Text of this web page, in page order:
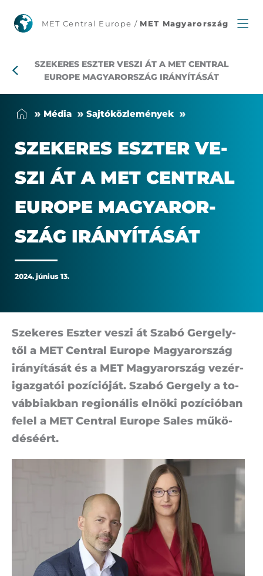
Szekeres
veszi
METCE
Magyarország
irányítását
MET Central Europe / MET Magyarország
SZEKERES ESZTER VESZI ÁT A MET CENTRAL
EUROPE MAGYARORSZÁG IRÁNYÍTÁSÁT
Mé­dia Saj­tó­köz­le­mé­nyek
SZE­KE­RES ESZ­TER VE­
SZI ÁT A MET CENT­RAL
EURO­PE MA­GYAR­OR­
SZÁG IRÁ­NYÍ­TÁ­SÁT
2024. június 13.
Sze­ke­res Esz­ter ve­szi át Sza­bó Ger­gely­
től a MET Cent­ral Euro­pe Ma­gyar­or­szág
irá­nyí­tá­sát és a MET Ma­gyar­or­szág ve­zér­
igaz­ga­tói po­zí­ci­ó­ját. Sza­bó Ger­gely a to­
váb­bi­ak­ban re­gi­o­ná­lis el­nö­ki po­zí­ci­ó­ban
fe­lel a MET Cent­ral Euro­pe Sa­les mű­kö­
dé­sé­ért.